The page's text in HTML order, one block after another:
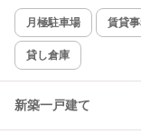
月極駐車場 賃貸
貸し倉庫
新築一戸建て